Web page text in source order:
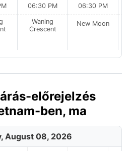
06:30 PM
Waning
Crescent
06:30 PM
New Moon
előrejelzés
ben, ma
August 08, 2026